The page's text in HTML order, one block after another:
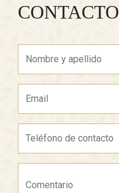
CONTACTO